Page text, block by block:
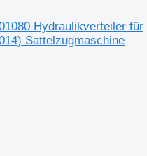
Hydraulikverteiler für
Sattelzugmaschine